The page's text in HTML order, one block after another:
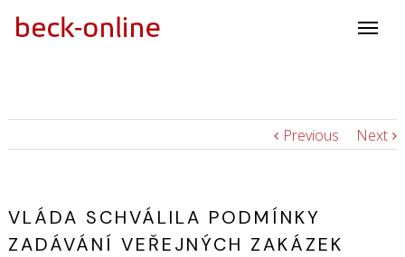
Previous Next
VLÁDA SCHVÁLILA PODMÍNKY
ZADÁVÁNÍ VEŘEJNÝCH ZAKÁZEK